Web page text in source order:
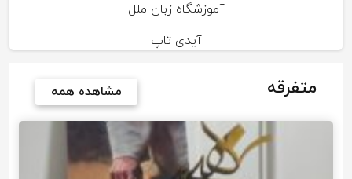
آموزشگاه زبان ملل
آیدی تاپ
متفرقه مشاهده همه